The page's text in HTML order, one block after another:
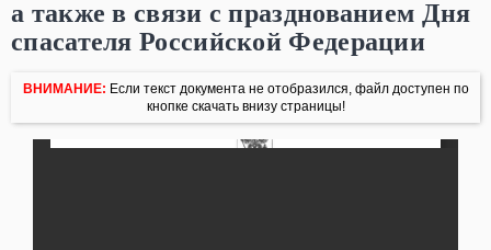
а также в связи с празднованием Дня
спасателя Российской Федерации
ВНИМАНИЕ: Если текст документа не отобразился, файл доступен по
кнопке скачать внизу страницы!